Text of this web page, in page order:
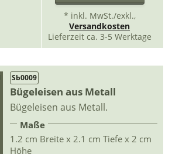
* inkl. MwSt./exkl.,
Versandkosten
Lieferzeit ca. 3-5 Werktage
Sb0009
Bügeleisen aus Metall
Bügeleisen aus Metall.
Maße
1.2 cm Breite x 2.1 cm Tiefe x 2 cm
Höhe